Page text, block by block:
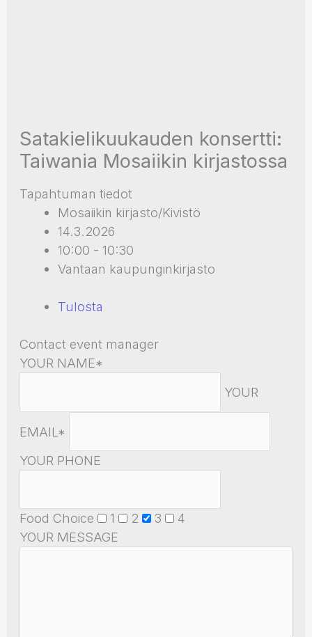
Satakielikuukauden konsertti:
Taiwania Mosaiikin kirjastossa
Tapahtuman tiedot
Mosaiikin kirjasto/Kivistö
14.3.2026
10:00 - 10:30
Vantaan kaupunginkirjasto
Tulosta
Contact event manager
YOUR NAME*
YOUR
EMAIL*
YOUR PHONE
Food Choice 1 2 3
4
YOUR MESSAGE